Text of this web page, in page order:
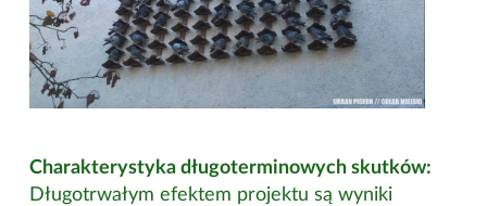
Charakterystyka długoterminowych skutków:
Długotrwałym efektem projektu są wyniki